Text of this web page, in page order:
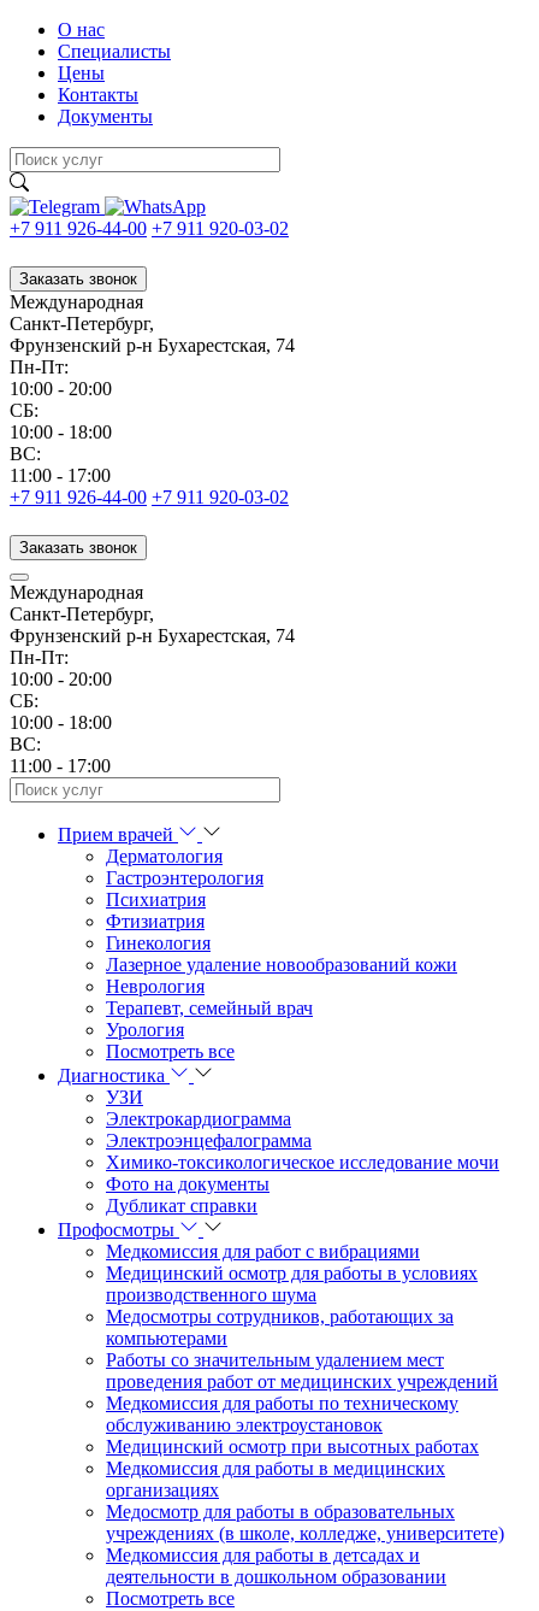
О нас
Специалисты
Цены
Контакты
Документы
+7 911 926-44-00 +7 911 920-03-02
Заказать звонок
Международная
Санкт-Петербург,
Фрунзенский р-н Бухарестская, 74
Пн-Пт:
10:00 - 20:00
CБ:
10:00 - 18:00
ВС:
11:00 - 17:00
+7 911 926-44-00 +7 911 920-03-02
Заказать звонок
Международная
Санкт-Петербург,
Фрунзенский р-н Бухарестская, 74
Пн-Пт:
10:00 - 20:00
CБ:
10:00 - 18:00
ВС:
11:00 - 17:00
Прием врачей
Дерматология
Гастроэнтерология
Психиатрия
Фтизиатрия
Гинекология
Лазерное удаление новообразований кожи
Неврология
Терапевт, семейный врач
Урология
Посмотреть все
Диагностика
УЗИ
Электрокардиограмма
Электроэнцефалограмма
Химико-токсикологическое исследование мочи
Фото на документы
Дубликат справки
Профосмотры
Медкомиссия для работ с вибрациями
Медицинский осмотр для работы в условиях
производственного шума
Медосмотры сотрудников, работающих за
компьютерами
Работы со значительным удалением мест
проведения работ от медицинских учреждений
Медкомиссия для работы по техническому
обслуживанию электроустановок
Медицинский осмотр при высотных работах
Медкомиссия для работы в медицинских
организациях
Медосмотр для работы в образовательных
учреждениях (в школе, колледже, университете)
Медкомиссия для работы в детсадах и
деятельности в дошкольном образовании
Посмотреть все